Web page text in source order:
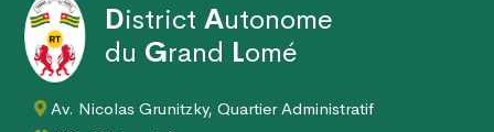
District Autonome
du Grand Lomé
Av. Nicolas Grunitzky, Quartier Administratif